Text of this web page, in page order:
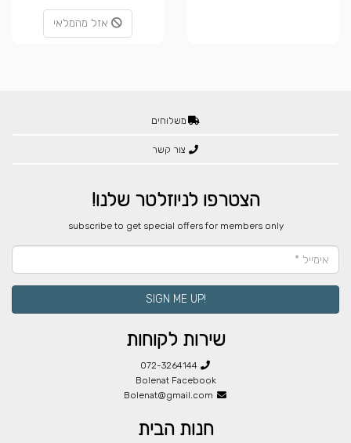
אזל מהמלאי
משלוחים
צור קשר
הצטרפו לניוזלטר שלנו!
​subscribe to get special offers for members only
!SIGN ME UP
שירות לקוחות
072-3264144
Bolenat Facebook
Bolenat@gmail.com
חנות הבית